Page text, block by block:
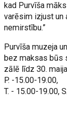
kad Purvīša
varēsim izjust un
nemirstību.”
Purvīša muzeja
bez maksas būs
zālē līdz 30.
P. -15.00-19.00,
T. - 15.00-19.00,